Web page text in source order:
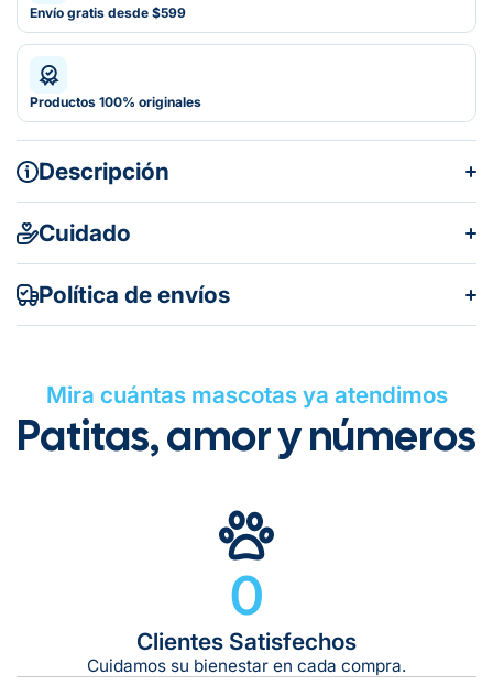
Envío gratis desde $599
Productos 100% originales
Descripción
Características:
Cuidado
Política de envíos
Gratuito en todos los pedidos
Tiempo de entrega estimado: 5 a 7 días hábiles
Gratis en compras de $599 o más
Mira cuántas mascotas ya atendimos
Patitas, amor y números
0
Clientes Satisfechos
Cuidamos su bienestar en cada compra.